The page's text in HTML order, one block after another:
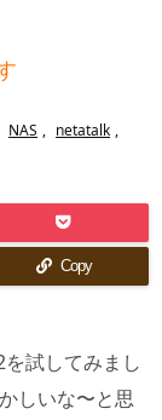
検索
NAS , netatalk ,
Copy
試してみまし
しいな〜と思